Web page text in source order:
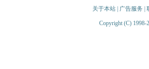
关于本站| 广告服务
Copyright (C) 1998-